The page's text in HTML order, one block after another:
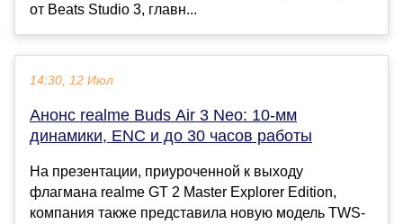
от Beats Studio 3, главн...
14:30, 12 Июл
Анонс realme Buds Air 3 Neo: 10-мм
динамики, ENC и до 30 часов работы
На презентации, приуроченной к выходу
флагмана realme GT 2 Master Explorer Edition,
компания также представила новую модель TWS-